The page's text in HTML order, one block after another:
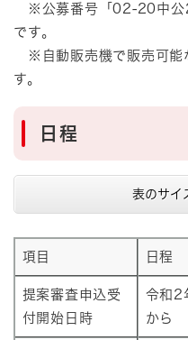
※公募番号「02-20中公2
です。
※自動販売機で販売可能
す。
日程
表のサイ
項目 日程
提案審査申込受
付開始日時
令和2
から